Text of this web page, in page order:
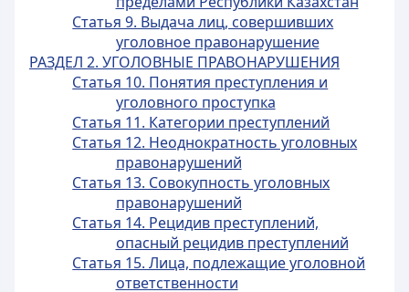
Статья 9. Выдача лиц, совершивших
уголовное правонарушение
РАЗДЕЛ 2. УГОЛОВНЫЕ ПРАВОНАРУШЕНИЯ
Статья 10. Понятия преступления и
уголовного проступка
Статья 11. Категории преступлений
Статья 12. Неоднократность уголовных
правонарушений
Статья 13. Совокупность уголовных
правонарушений
Статья 14. Рецидив преступлений,
опасный рецидив преступлений
Статья 15. Лица, подлежащие уголовной
ответственности